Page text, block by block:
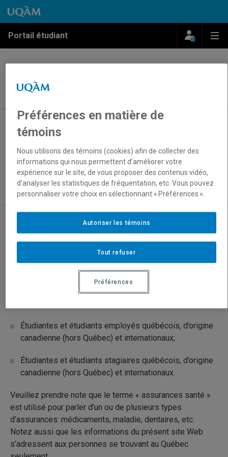
Passer au contenu
Accéder au menu principal
Accéder à la recherche
Passer au contenu
Accéder au menu principal
Portail étudiant Menu
Présentation
Étudiantes et étudiants d’origine canadienne (hors
Québec)
Étudiantes et étudiants internationaux
Ce site Web a été conçu pour l’ensemble de la
communauté étudiante de l’UQAM. Il a pour objectif de
présenter les différents types d’assurances santé
Étudiantes et étudiants québécois, d’origine canadienne
Étudiantes et étudiants employés québécois, d’origine
canadienne (hors Québec) et internationaux;
Étudiantes et étudiants stagiaires québécois, d’origine
canadienne (hors Québec) et internationaux.
Veuillez prendre note que le terme « assurances santé »
est utilisé pour parler d’un ou de plusieurs types
d’assurances: médicaments, maladie, dentaires, etc.
Notez aussi que les informations du présent site Web
s’adressent aux personnes se trouvant au Québec
Préférences en matière de
témoins
Nous utilisons des témoins (cookies) afin de collecter des
informations qui nous permettent d’améliorer votre
expérience sur le site, de vous proposer des contenus vidéo,
d’analyser les statistiques de fréquentation, etc. Vous pouvez
personnaliser votre choix en sélectionnant « Préférences ».
Tout refuser
Autoriser les témoins
Préférences